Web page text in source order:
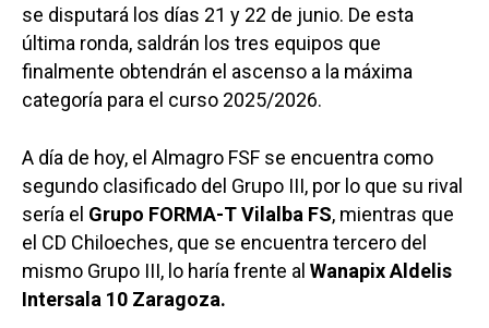
se disputará los días 21 y 22 de junio. De esta
última ronda, saldrán los tres equipos que
finalmente obtendrán el ascenso a la máxima
categoría para el curso 2025/2026.
A día de hoy, el Almagro FSF se encuentra como
segundo clasificado del Grupo III, por lo que su rival
sería el Grupo FORMA-T Vilalba FS, mientras que
el CD Chiloeches, que se encuentra tercero del
mismo Grupo III, lo haría frente al Wanapix Aldelis
Intersala 10 Zaragoza.